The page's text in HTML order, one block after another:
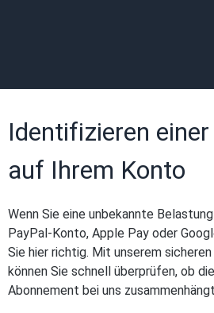
Identifizieren
auf Ihrem Konto
Wenn Sie eine unbekannte
PayPal-Konto, Apple Pay oder
Sie hier richtig. Mit unserem sicheren
können Sie schnell überprüfen, ob
Abonnement bei uns